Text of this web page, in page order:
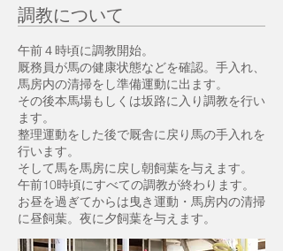
午前４時頃に調教開始。
厩務員が馬の健康状態などを確認。手入れ、
馬房内の清掃をし準備運動に出ます。
その後本馬場もしくは坂路に入り調教を行い
ます。
整理運動をした後で厩舎に戻り馬の手入れを
行います。
そして馬を馬房に戻し朝飼葉を与えます。
午前10時頃にすべての調教が終わります。
お昼を過ぎてからは曳き運動・馬房内の清掃
に昼飼葉。夜に夕飼葉を与えます。
調教について